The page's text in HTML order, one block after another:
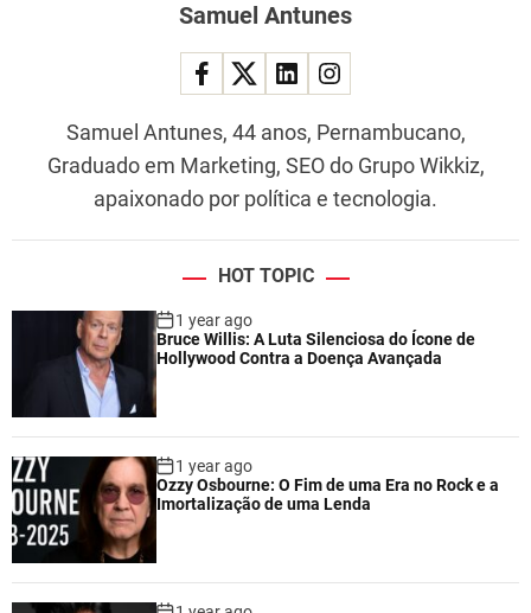
Samuel Antunes
Samuel Antunes, 44 anos, Pernambucano,
Graduado em Marketing, SEO do Grupo Wikkiz,
apaixonado por política e tecnologia.
HOT TOPIC
1 year ago
Bruce Willis: A Luta Silenciosa do Ícone de
Hollywood Contra a Doença Avançada
1 year ago
Ozzy Osbourne: O Fim de uma Era no Rock e a
Imortalização de uma Lenda